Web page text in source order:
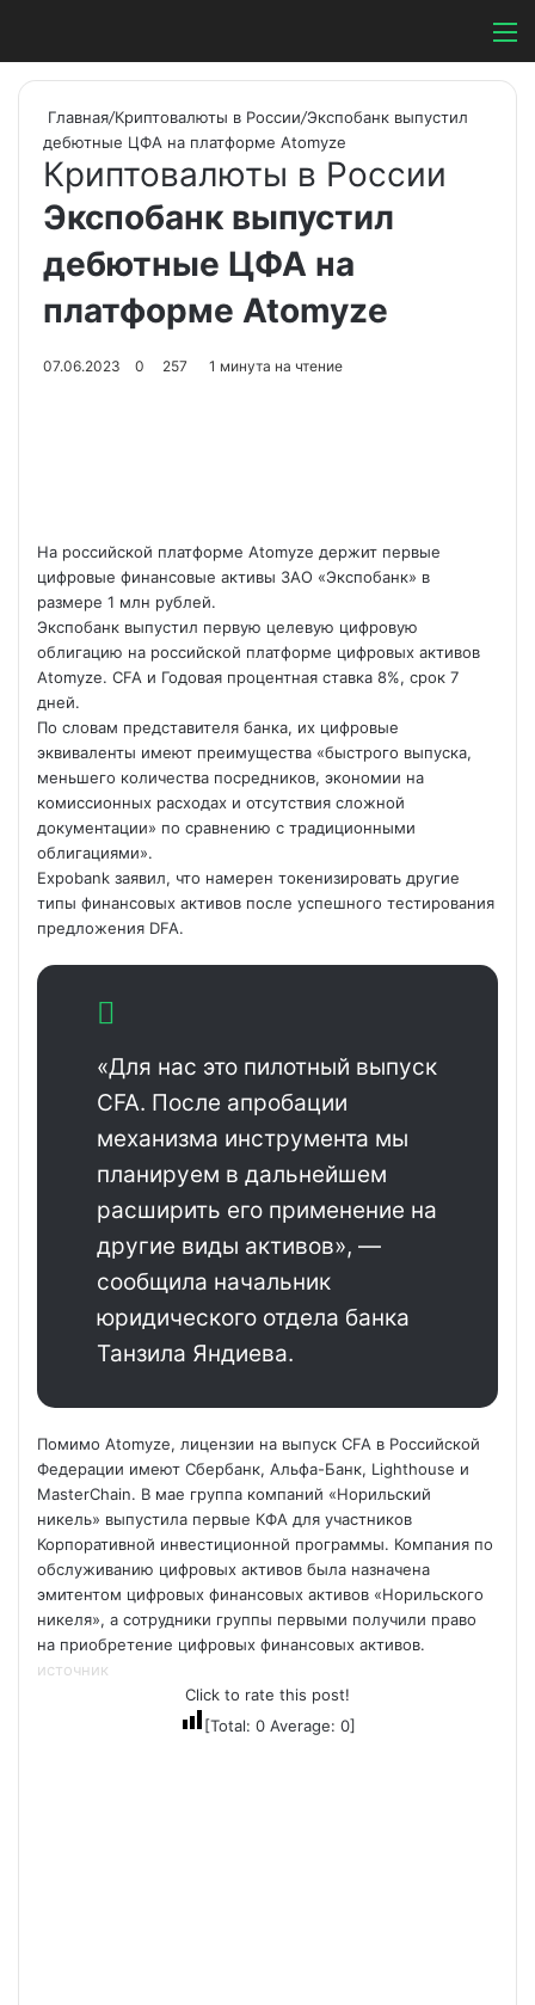
Switch skin
Главная/Криптовалюты в России/Экспобанк выпустил
дебютные ЦФА на платформе Atomyze
Криптовалюты в России
Экспобанк выпустил
дебютные ЦФА на
платформе Atomyze
07.06.2023 0 257 1 минута на чтение
На российской платформе Atomyze держит первые
цифровые финансовые активы ЗАО «Экспобанк» в
размере 1 млн рублей.
Экспобанк выпустил первую целевую цифровую
облигацию на российской платформе цифровых активов
Atomyze. CFA и Годовая процентная ставка 8%, срок 7
дней.
По словам представителя банка, их цифровые
эквиваленты имеют преимущества «быстрого выпуска,
меньшего количества посредников, экономии на
комиссионных расходах и отсутствия сложной
документации» по сравнению с традиционными
облигациями».
Expobank заявил, что намерен токенизировать другие
типы финансовых активов после успешного тестирования
предложения DFA.
«Для нас это пилотный выпуск
CFA. После апробации
механизма инструмента мы
планируем в дальнейшем
расширить его применение на
другие виды активов», —
сообщила начальник
юридического отдела банка
Танзила Яндиева.
Помимо Atomyze, лицензии на выпуск CFA в Российской
Федерации имеют Сбербанк, Альфа-Банк, Lighthouse и
MasterChain. В мае группа компаний «Норильский
никель» выпустила первые КФА для участников
Корпоративной инвестиционной программы. Компания по
обслуживанию цифровых активов была назначена
эмитентом цифровых финансовых активов «Норильского
никеля», а сотрудники группы первыми получили право
на приобретение цифровых финансовых активов.
источник
Click to rate this post!
[Total: 0Average: 0]